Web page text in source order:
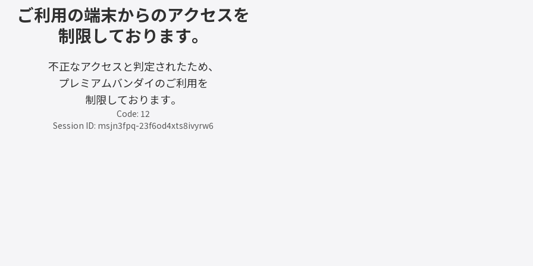
ご利用の端末からのアクセスを
制限しております。
不正なアクセスと判定されたため、
プレミアムバンダイのご利用を
制限しております。
Code: 12
Session ID: msjn3fpq-23f6od4xts8ivyrw6